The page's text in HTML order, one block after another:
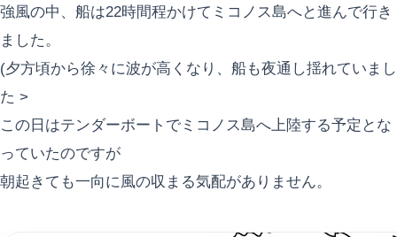
強風の中、船は22時間程かけてミコノス島へと進んで行き
ました。
(夕方頃から徐々に波が高くなり、船も夜通し揺れていまし
た >
この日はテンダーボートでミコノス島へ上陸する予定とな
っていたのですが
朝起きても一向に風の収まる気配がありません。